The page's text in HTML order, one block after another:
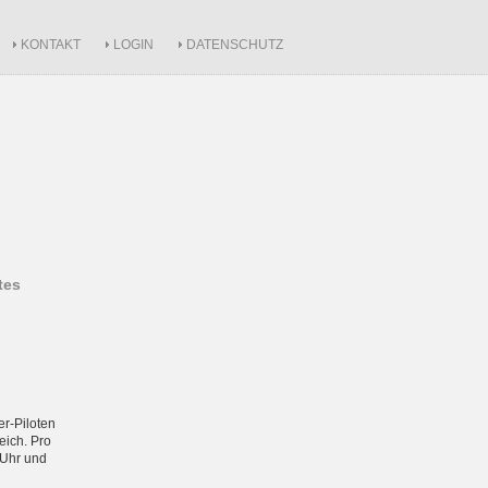
KONTAKT LOGIN DATENSCHUTZ
Piloten
Pro
und